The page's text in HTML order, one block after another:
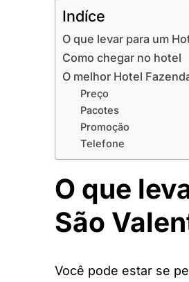
Indíce
O que levar para um
Como chegar no hotel
O melhor Hotel
Preço
Pacotes
Promoção
Telefone
O que
São
Você pode estar se